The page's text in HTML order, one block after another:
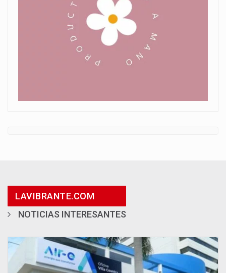
LAVIBRANTE.COM
NOTICIAS INTERESANTES